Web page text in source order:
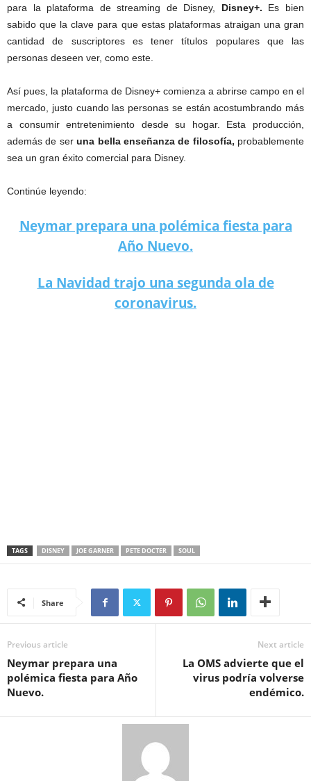
para la plataforma de streaming de Disney, Disney+. Es bien
sabido que la clave para que estas plataformas atraigan una gran
cantidad de suscriptores es tener títulos populares que las
personas deseen ver, como este.
Así pues, la plataforma de Disney+ comienza a abrirse campo en el
mercado, justo cuando las personas se están acostumbrando más
a consumir entretenimiento desde su hogar. Esta producción,
además de seruna bella enseñanza de filosofía, probablemente
sea un gran éxito comercial para Disney.
Continúe leyendo:
Neymar prepara una polémica fiesta para
Año Nuevo.
La Navidad trajo una segunda ola de
coronavirus.
TAGS DISNEY JOE GARNER PETE DOCTER SOUL
Share
Previous article
Neymar prepara una
polémica fiesta para Año
Nuevo.
Next article
La OMS advierte que el
virus podría volverse
endémico.